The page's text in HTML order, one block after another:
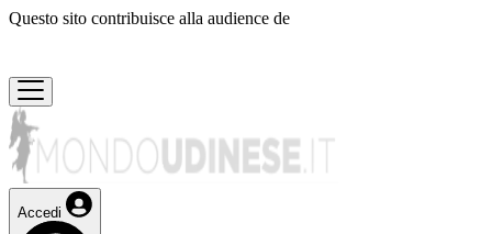
Questo sito contribuisce alla audience de
Accedi